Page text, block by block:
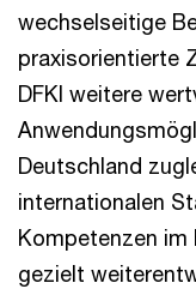
wechselseitige
praxisorientierte
DFKI weitere
Deutschland
internationalen
Kompetenzen im
gezielt